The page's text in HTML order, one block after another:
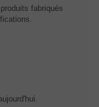
fabriqués